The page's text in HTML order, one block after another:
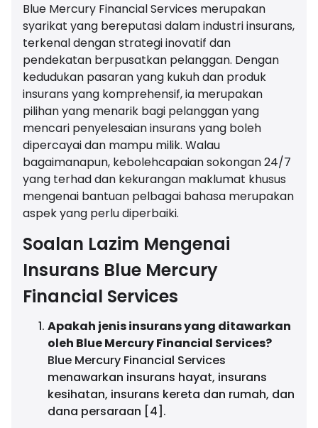
Blue Mercury Financial Services merupakan
syarikat yang bereputasi dalam industri insurans,
terkenal dengan strategi inovatif dan
pendekatan berpusatkan pelanggan. Dengan
kedudukan pasaran yang kukuh dan produk
insurans yang komprehensif, ia merupakan
pilihan yang menarik bagi pelanggan yang
mencari penyelesaian insurans yang boleh
dipercayai dan mampu milik. Walau
bagaimanapun, kebolehcapaian sokongan 24/7
yang terhad dan kekurangan maklumat khusus
mengenai bantuan pelbagai bahasa merupakan
aspek yang perlu diperbaiki.
Soalan Lazim Mengenai
Insurans Blue Mercury
Financial Services
Apakah jenis insurans yang ditawarkan
oleh Blue Mercury Financial Services?
Blue Mercury Financial Services
menawarkan insurans hayat, insurans
kesihatan, insurans kereta dan rumah, dan
dana persaraan [4].